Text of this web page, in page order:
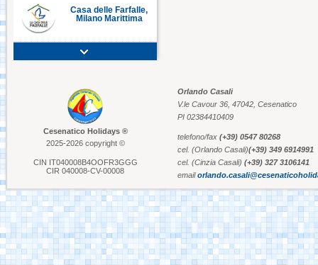
Casa delle Farfalle,
Milano Marittima
Adriatic Golf Club
Mirabilandia Ravenna
Aquafan Riccione
Parco Oltremare -
Fiabilandia Rimini
Cesenatico Holidays ®
2025-2026 copyright ©
CIN IT040008B4OOFR3GGG
CIR 040008-CV-00008
Orlando Casali
V.le Cavour 36, 47042, Cesenatico
PI 02384410409
telefono/fax (+39) 0547 80268
cel. (Orlando Casali)(+39) 349 6914991
cel. (Cinzia Casali) (+39) 327 3106141
email